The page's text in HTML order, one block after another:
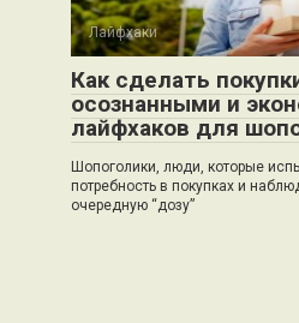
Лайфхаки
Как сделать
осознанными и
лайфхаков для
Шопоголики, люди, которые
потребность в покупках и
очередную “дозу”